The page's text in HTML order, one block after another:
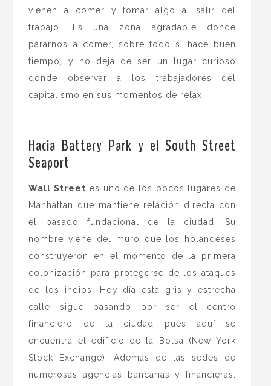
vienen a comer y tomar algo al salir del
trabajo. Es una zona agradable donde
pararnos a comer, sobre todo si hace buen
tiempo, y no deja de ser un lugar curioso
donde observar a los trabajadores del
capitalismo en sus momentos de relax.
Hacia Battery Park y el South Street
Seaport
Wall Street es uno de los pocos lugares de
Manhattan que mantiene relación directa con
el pasado fundacional de la ciudad. Su
nombre viene del muro que los holandeses
construyeron en el momento de la primera
colonización para protegerse de los ataques
de los indios. Hoy día esta gris y estrecha
calle sigue pasando por ser el centro
financiero de la ciudad pues aquí se
encuentra el edificio de la Bolsa (New York
Stock Exchange). Además de las sedes de
numerosas agencias bancarias y financieras.